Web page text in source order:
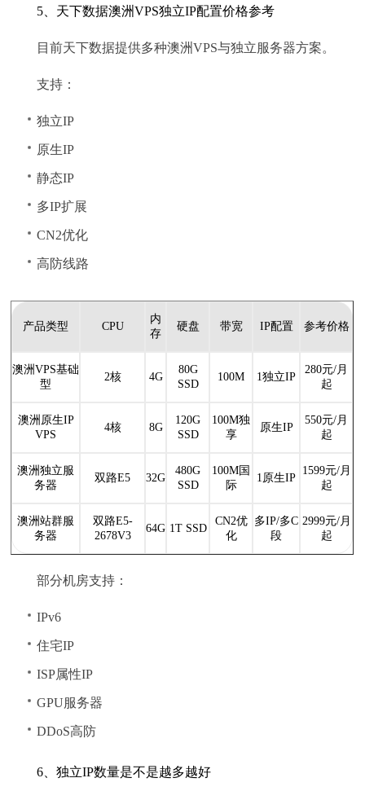
5、天下数据澳洲VPS独立IP配置价格参考
目前天下数据提供多种澳洲VPS与独立服务器方案。
支持：
独立IP
原生IP
静态IP
多IP扩展
CN2优化
高防线路
产品类型 CPU
内
存
硬盘 带宽 IP配置 参考价格
澳洲VPS基础
型
2核 4G
80G
SSD
100M 1独立IP
280元/月
起
澳洲原生IP
VPS
4核 8G
120G
SSD
100M独
享
原生IP
550元/月
起
澳洲独立服
务器
双路E5 32G
480G
SSD
100M国
际
1原生IP
1599元/月
起
澳洲站群服
务器
双路E5-
2678V3
64G 1T SSD
CN2优
化
多IP/多C
段
2999元/月
起
部分机房支持：
IPv6
住宅IP
ISP属性IP
GPU服务器
DDoS高防
6、独立IP数量是不是越多越好